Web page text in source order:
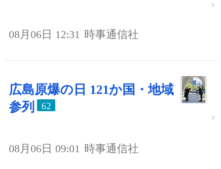
08月06日 12:31 時事通信社
広島原爆の日 121か国・地域
参列
62
08月06日 09:01 時事通信社